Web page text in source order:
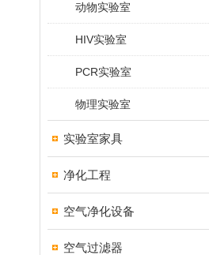
动物实验室
HIV实验室
PCR实验室
物理实验室
实验室家具
净化工程
空气净化设备
空气过滤器